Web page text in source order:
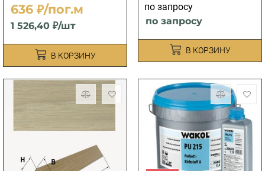
636 ₽/пог.м
1 526,40 ₽/шт
В КОРЗИНУ
по запросу
по запросу
В КОРЗИНУ